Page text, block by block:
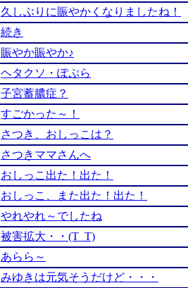
久しぶりに賑やかくなりましたね！
続き
賑やか賑やか♪
ヘタクソ・ぽぷら
子宮蓄膿症？
すごかった～！
さつき、おしっこは？
さつきママさんへ
おしっこ出た！出た！
おしっこ、また出た！出た！
やれやれ～でしたね
被害拡大・・(T_T)
あらら～
みゆきは元気そうだけど・・・